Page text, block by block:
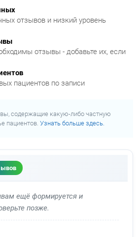
отзывов и низкий уровень
отзывы - добавьте их, если
пациентов по записи
содержащие какую-либо частную
пациентов. Узнать больше здесь.
ещё формируется и
позже.